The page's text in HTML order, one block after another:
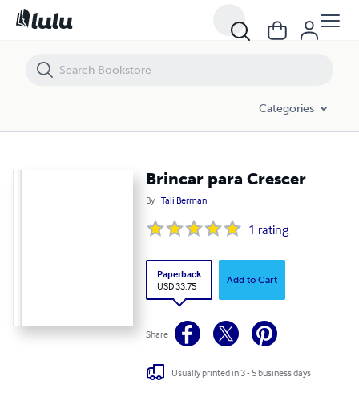
Categories
Brincar para Crescer
By Tali Berman
1 rating
Paperback
USD 33.75
Add to Cart
Share
Usually printed in 3 - 5 business days
Brincar para Crescer